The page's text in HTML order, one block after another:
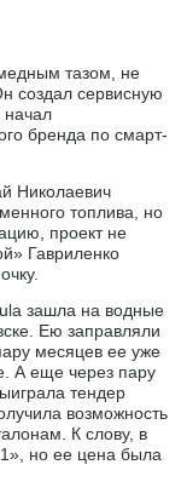
тазом, не
создал сервисную
начал
бренда по смарт-
Николаевич
топлива, но
проект не
Гавриленко
зашла на водные
Ею заправляли
месяцев ее уже
А еще через пару
тендер
возможность
К слову, в
но ее цена была